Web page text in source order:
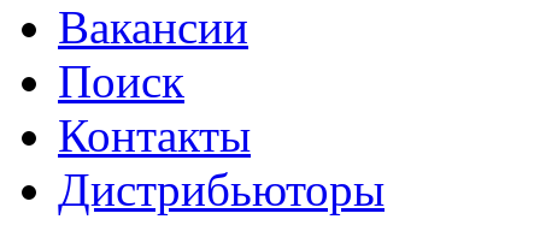
Вакансии
Поиск
Контакты
Дистрибьюторы